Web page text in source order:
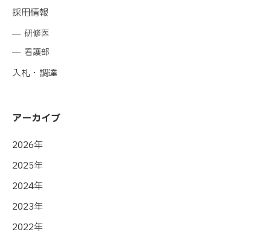
採用情報
研修医
看護部
入札・調達
アーカイブ
2026年
2025年
2024年
2023年
2022年